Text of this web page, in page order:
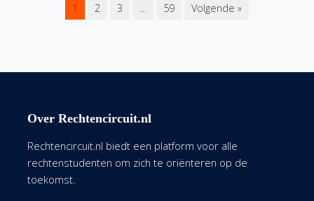
1 2 3 … 59 Volgende »
Over Rechtencircuit.nl
Rechtencircuit.nl biedt een platform voor alle
rechtenstudenten om zich te oriënteren op de
toekomst.